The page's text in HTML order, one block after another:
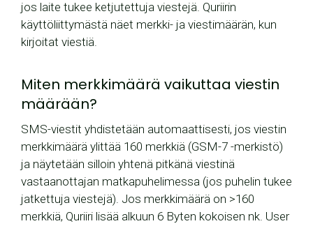
jos laite tukee ketjutettuja viestejä. Quriirin
käyttöliittymästä näet merkki- ja viestimäärän, kun
kirjoitat viestiä.
Miten merkkimäärä vaikuttaa viestin
määrään?
SMS-viestit yhdistetään automaattisesti, jos viestin
merkkimäärä ylittää 160 merkkiä (GSM-7 -merkistö)
ja näytetään silloin yhtenä pitkänä viestinä
vastaanottajan matkapuhelimessa (jos puhelin tukee
jatkettuja viestejä). Jos merkkimäärä on >160
merkkiä, Quriiri lisää alkuun 6 Byten kokoisen nk. User